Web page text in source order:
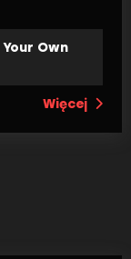
Own
Więcej